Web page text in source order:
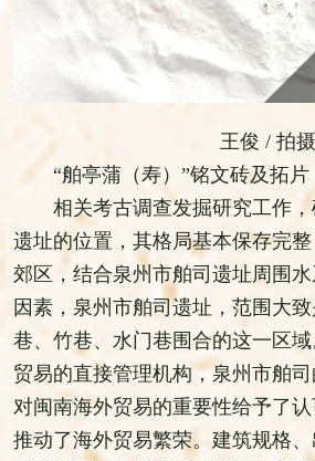
王俊 / 拍摄
“舶亭蒲（寿）”铭文砖及拓片
相关考古调查发掘研究工作，
遗址的位置，其格局基本保存完
郊区，结合泉州市舶司遗址周围
因素，泉州市舶司遗址，范围大
巷、竹巷、水门巷围合的这一区
贸易的直接管理机构，泉州市舶
对闽南海外贸易的重要性给予了
推动了海外贸易繁荣。建筑规格